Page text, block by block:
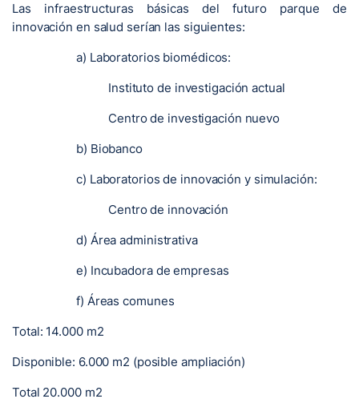
Las infraestructuras básicas del futuro parque de
innovación en salud serían las siguientes:
a) Laboratorios biomédicos:
Instituto de investigación actual
Centro de investigación nuevo
b) Biobanco
c) Laboratorios de innovación y simulación:
Centro de innovación
d) Área administrativa
e) Incubadora de empresas
f) Áreas comunes
Total: 14.000 m2
Disponible: 6.000 m2 (posible ampliación)
Total 20.000 m2